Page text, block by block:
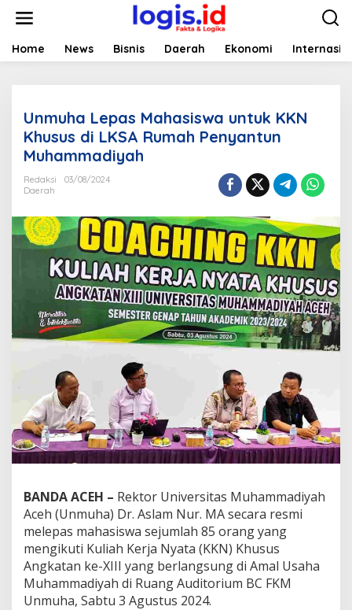
t
Home News Bisnis Daerah Ekonomi
Unmuha Lepas Mahasiswa untuk KKN
Khusus di LKSA Rumah Penyantun
Muhammadiyah
Redaksi
03/08/2024
Daerah
BANDA ACEH – Rektor Universitas Muhammadiyah
Aceh (Unmuha) Dr. Aslam Nur. MA secara resmi
melepas mahasiswa sejumlah 85 orang yang
mengikuti Kuliah Kerja Nyata (KKN) Khusus
Angkatan ke-XIII yang berlangsung di Amal Usaha
Muhammadiyah di Ruang Auditorium BC FKM
Unmuha, Sabtu 3 Agustus 2024.